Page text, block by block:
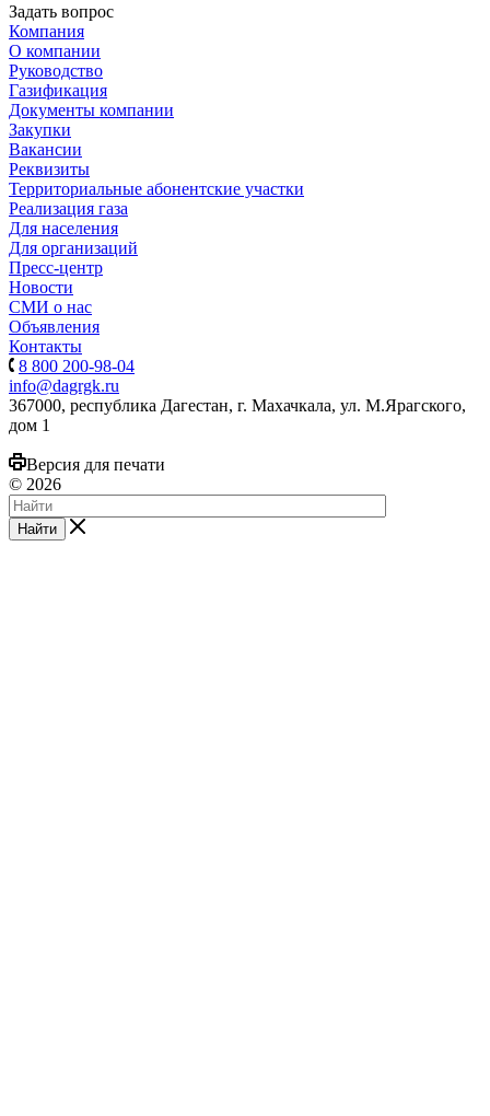
Задать вопрос
Компания
О компании
Руководство
Газификация
Документы компании
Закупки
Вакансии
Реквизиты
Территориальные абонентские участки
Реализация газа
Для населения
Для организаций
Пресс-центр
Новости
СМИ о нас
Объявления
Контакты
8 800 200-98-04
info@dagrgk.ru
367000, республика Дагестан, г. Махачкала, ул. М.Ярагского,
дом 1
Версия для печати
© 2026
Найти